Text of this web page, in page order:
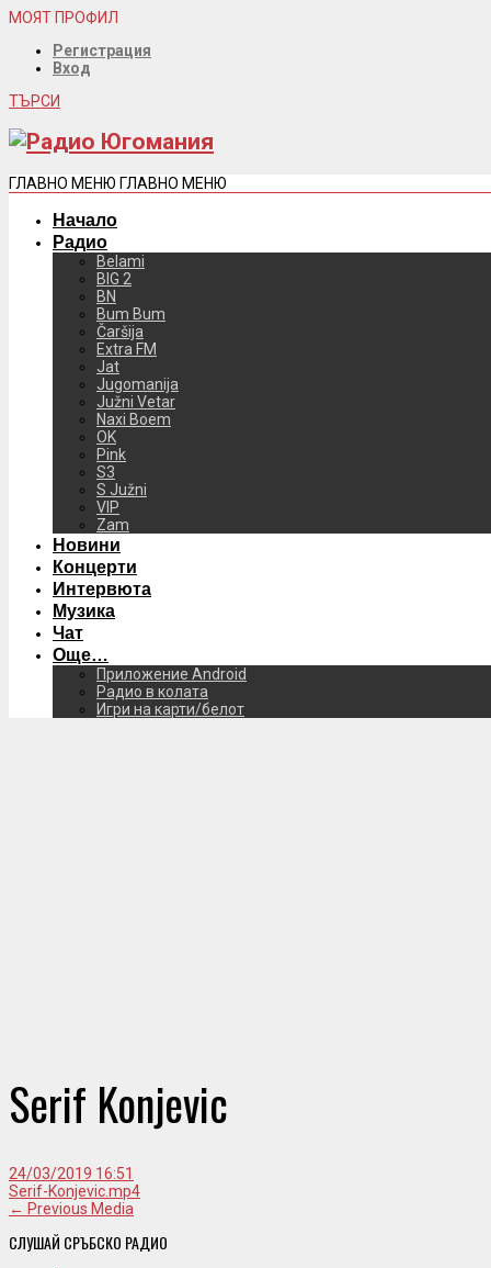
МОЯТ ПРОФИЛ
Регистрация
Вход
ТЪРСИ
ГЛАВНО МЕНЮ ГЛАВНО МЕНЮ
Начало
Радио
Belami
BIG 2
BN
Bum Bum
Čaršija
Extra FM
Jat
Jugomanija
Južni Vetar
Naxi Boem
OK
Pink
S3
S Južni
VIP
Zam
Новини
Концерти
Интервюта
Музика
Чат
Още…
Приложение Android
Радио в колата
Игри на карти/белот
Serif Konjevic
24/03/2019 16:51
Serif-Konjevic.mp4
← Previous Media
СЛУШАЙ СРЪБСКО РАДИО